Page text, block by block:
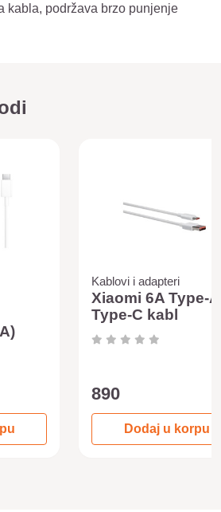
kabla, podržava brzo punjenje
Kablovi i adapteri
Xiaomi 6A Type-
Type-C kabl
890
Dodaj u korpu